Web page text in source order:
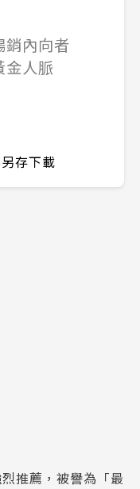
銷內向者
金人脈
存下載
推薦，被譽為「最